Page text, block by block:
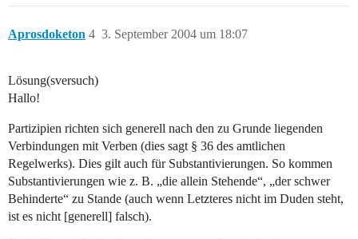
Aprosdoketon 3. September 2004 um 18:07
4
Lösung(sversuch)
Hallo!
Partizipien richten sich generell nach den zu Grunde liegenden
Verbindungen mit Verben (dies sagt § 36 des amtlichen
Regelwerks). Dies gilt auch für Substantivierungen. So kommen
Substantivierungen wie z. B. „die allein Stehende“, „der schwer
Behinderte“ zu Stande (auch wenn Letzteres nicht im Duden steht,
ist es nicht [generell] falsch).